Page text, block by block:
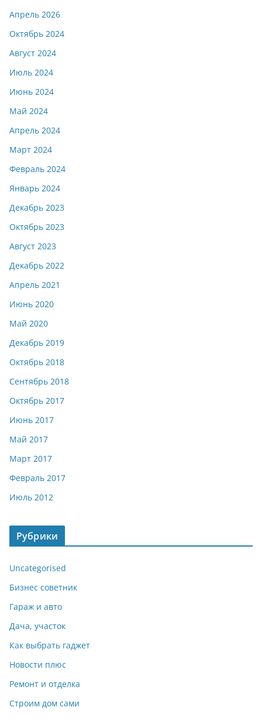
Апрель 2026
Октябрь 2024
Август 2024
Июль 2024
Июнь 2024
Май 2024
Апрель 2024
Март 2024
Февраль 2024
Январь 2024
Декабрь 2023
Октябрь 2023
Август 2023
Декабрь 2022
Апрель 2021
Июнь 2020
Май 2020
Декабрь 2019
Октябрь 2018
Сентябрь 2018
Октябрь 2017
Июнь 2017
Май 2017
Март 2017
Февраль 2017
Июль 2012
Рубрики
Uncategorised
Бизнес советник
Гараж и авто
Дача, участок
Как выбрать гаджет
Новости плюс
Ремонт и отделка
Строим дом сами